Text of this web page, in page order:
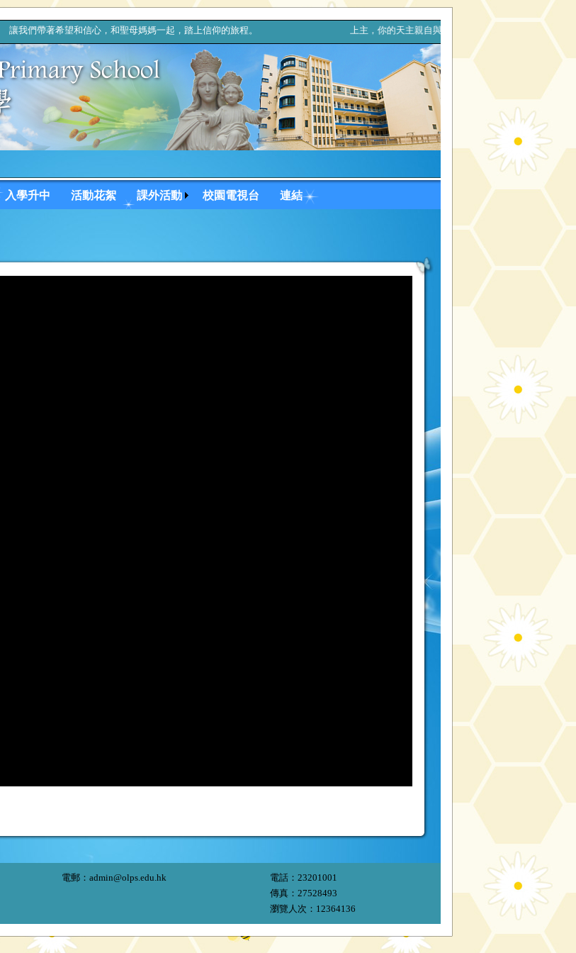
讓我們帶著希望和信心，和聖母媽媽一起，踏上信仰的旅程。 上主，你的天主親自與你同行，決不拋棄你，也
入學升中 活動花絮 課外活動 校園電視台 連結
電郵： admin@olps.edu.hk
電話：23201001
傳真：27528493
瀏覽人次：12364136